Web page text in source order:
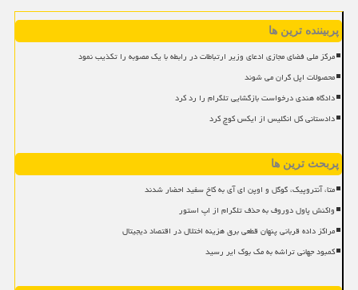
پربیننده ترین ها
مرکز ملی فضای مجازی ادعای وزیر ارتباطات در رابطه با یک مصوبه را تکذیب نمود
محصولات اپل گران می شوند
دادگاه هندی درخواست بازگشایی تلگرام را رد کرد
دادستانی کل انگلیس از ایکس کوچ کرد
پربحث ترین ها
متا، آنتروپیک، گوگل و اوپن ای آی به کاخ سفید احضار شدند
واکنش پاول دوروف به حذف تلگرام از اپ استور
مراکز داده قربانی پنهان قطعی برق هزینه اختلال در اقتصاد دیجیتال
کمبود جهانی تراشه به مک بوک ایر رسید